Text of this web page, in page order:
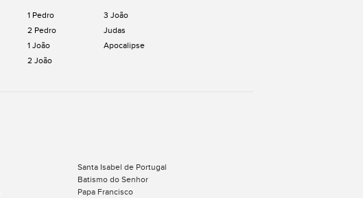
1 Pedro
2 Pedro
1 João
2 João
3 João
Judas
Apocalipse
Santa Isabel de Portugal
Batismo do Senhor
Papa Francisco